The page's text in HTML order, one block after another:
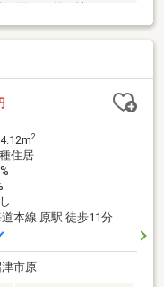
件はありませんので、
可能です。住宅ローン
軟に対応いたします
お待ちしております。
2
住居
道本線 原駅 徒歩11分
市原